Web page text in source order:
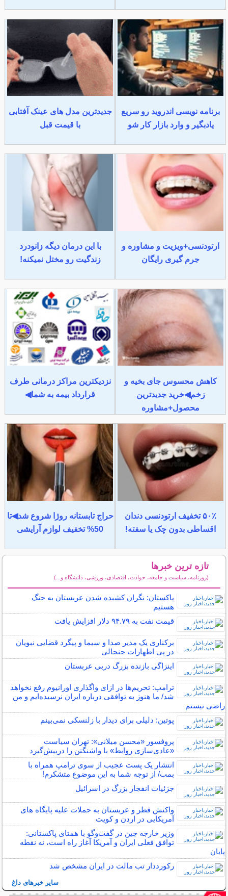
برنامه نویسی اندروید رو سریع
یادبگیر و وارد بازار کار شو
جدیدترین مدل های عینک آفتابی
با قیمت قبل
ارتودنسی+ویزیت و مشاوره و
جرم گیری رایگان
با این درمان دیگه زانودرد
زندگیت رو مختل نمیکنه!
کاهش محسوس جای بخیه و
زخم◀خرید جدیدترین
محصول+مشاوره
نزدیکترین مراکز درمانی طرف
قرارداد بیمه به شما◀
۵۰٪ تخفیف ارتودنسی دندان
اقساطی بدون چک یا سفته!
حراج تابستانه روژا شروع شد◀تا
50% تخفیف لوازم آرایشی
تازه ترین خبرها
(روزنامه، سیاست و جامعه، حوادث، اقتصادی، ورزشی، دانشگاه و...)
پاکستان: نگران کشیده شدن عربستان به جنگ
هستیم
قیمت نفت به ۹۴.۷۹ دلار افزایش یافت
برکناری یک مدیر صدا و سیما و پیگرد قضایی نبویان
در پی اظهارات جنجالی
اینزاگی بازنده بزرگ دربی عربستان
ترامپ: تحریم‌ها در ازای واگذاری اورانیوم رفع نخواهد
شد/ ما هنوز به توافقی درباره ایران نرسیده‌ایم و من
راضی نیستم
پوتین: دلیلی برای دیدار با زلنسکی نمی‌بینم
پروفسور «محسن میلانی»: تهران سیاست
«عادی‌سازی روابط» با واشنگتن را درپیش‌گیرد
انتشار یک پست عجیب از سوی ترامپ همراه با
بمب/ از توجه شما به این موضوع متشکرم!
جزئیات انفجار بزرگ در اسرائیل
واکنش قطر و عربستان به حملات علیه پایگاه های
آمریکایی در اردن و کویت
وزیر خارجه چین در گفت‌وگو با همتای پاکستانی:
توافق فعلی ایران و آمریکا آغاز راه است، نه نقطه
پایان
رکورددار تب مالت در ایران مشخص شد
سایر خبرهای داغ